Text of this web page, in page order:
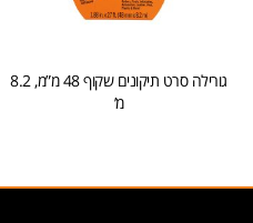
גורילה סרט תיקונים שקוף 48 מ”מ, 8.2
מ’